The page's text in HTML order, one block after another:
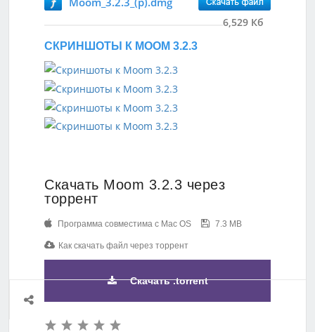
6,529 Кб
СКРИНШОТЫ К MOOM 3.2.3
Скачать Moom 3.2.3 через
торрент
Программа совместима с Mac OS 7.3 MB
Как скачать файл через торрент
Скачать .torrent